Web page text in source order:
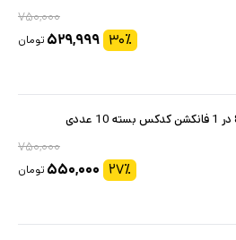
۷۵۰,۰۰۰
۳۰٪ ۵۲۹,۹۹۹ تومان
۷۵۰,۰۰۰
۲۷٪ ۵۵۰,۰۰۰ تومان